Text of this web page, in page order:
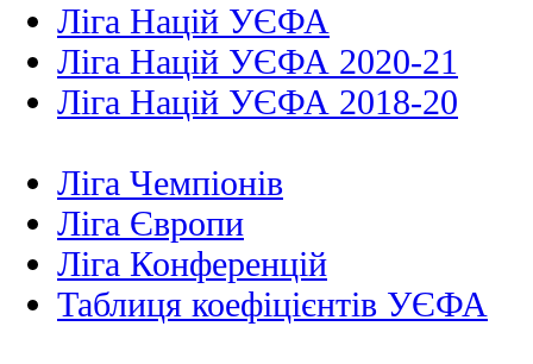
Ліга Націй УЄФА
Ліга Націй УЄФА 2020-21
Ліга Націй УЄФА 2018-20
Ліга Чемпіонів
Ліга Європи
Ліга Конференцій
Таблиця коефіцієнтів УЄФА